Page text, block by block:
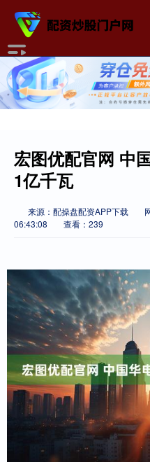
宏图优配官网 中
1亿千瓦
来源：配操盘配资APP下载
06:43:08
查看：239